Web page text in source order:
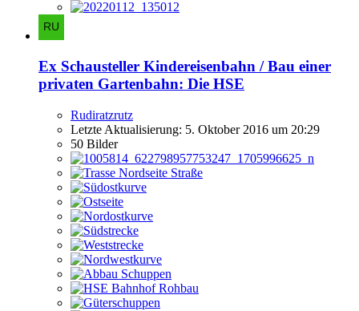
Ex Schausteller Kindereisenbahn / Bau einer
privaten Gartenbahn: Die HSE
Rudiratzrutz
Letzte Aktualisierung: 5. Oktober 2016 um 20:29
50 Bilder